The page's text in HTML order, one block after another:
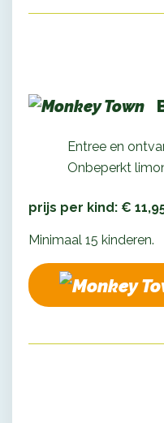
Entree en
Onbeperkt
prijs per kind: €
Minimaal 15 kinderen.